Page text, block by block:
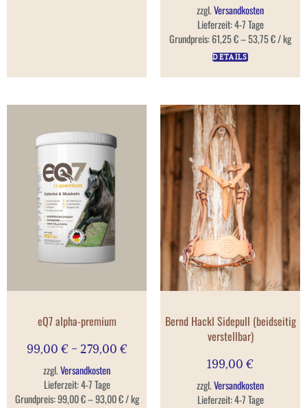
zzgl.Versandkosten
Lieferzeit:4-7 Tage
Grundpreis:61,25€–53,75€/kg
DETAILS
eQ7 alpha-premium
99,00 €– 279,00 €
zzgl.Versandkosten
Lieferzeit:4-7 Tage
Grundpreis:99,00€–93,00€/kg
Bernd Hackl Sidepull (beidseitig
verstellbar)
199,00 €
zzgl.Versandkosten
Lieferzeit:4-7 Tage